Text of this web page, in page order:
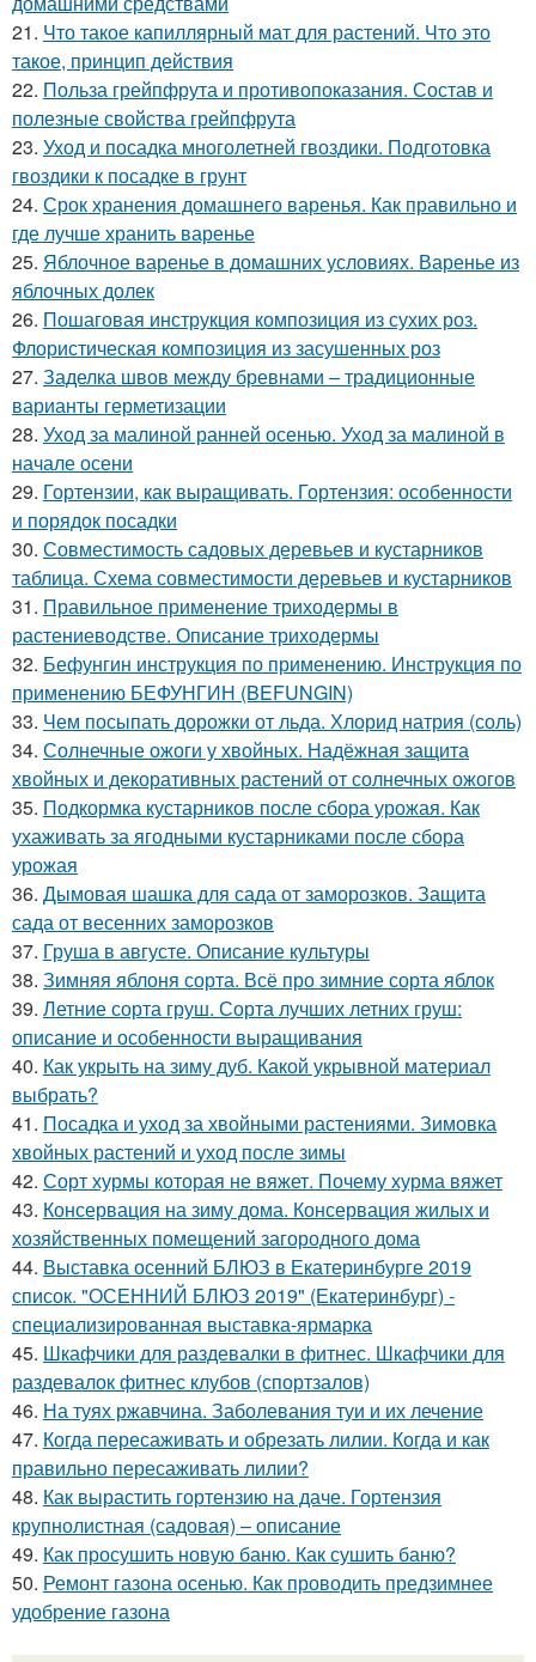
21. Что такое капиллярный мат для растений. Что это
такое, принцип действия
22. Польза грейпфрута и противопоказания. Состав и
полезные свойства грейпфрута
23. Уход и посадка многолетней гвоздики. Подготовка
гвоздики к посадке в грунт
24. Срок хранения домашнего варенья. Как правильно и
где лучше хранить варенье
25. Яблочное варенье в домашних условиях. Варенье из
яблочных долек
26. Пошаговая инструкция композиция из сухих роз.
Флористическая композиция из засушенных роз
27. Заделка швов между бревнами – традиционные
варианты герметизации
28. Уход за малиной ранней осенью. Уход за малиной в
начале осени
29. Гортензии, как выращивать. Гортензия: особенности
и порядок посадки
30. Совместимость садовых деревьев и кустарников
таблица. Схема совместимости деревьев и кустарников
31. Правильное применение триходермы в
растениеводстве. Описание триходермы
32. Бефунгин инструкция по применению. Инструкция по
применению БЕФУНГИН (BEFUNGIN)
33. Чем посыпать дорожки от льда. Хлорид натрия (соль)
34. Солнечные ожоги у хвойных. Надёжная защита
хвойных и декоративных растений от солнечных ожогов
35. Подкормка кустарников после сбора урожая. Как
ухаживать за ягодными кустарниками после сбора
урожая
36. Дымовая шашка для сада от заморозков. Защита
сада от весенних заморозков
37. Груша в августе. Описание культуры
38. Зимняя яблоня сорта. Всё про зимние сорта яблок
39. Летние сорта груш. Сорта лучших летних груш:
описание и особенности выращивания
40. Как укрыть на зиму дуб. Какой укрывной материал
выбрать?
41. Посадка и уход за хвойными растениями. Зимовка
хвойных растений и уход после зимы
42. Сорт хурмы которая не вяжет. Почему хурма вяжет
43. Консервация на зиму дома. Консервация жилых и
хозяйственных помещений загородного дома
44. Выставка осенний БЛЮЗ в Екатеринбурге 2019
список. "ОСЕННИЙ БЛЮЗ 2019" (Екатеринбург) -
специализированная выставка-ярмарка
45. Шкафчики для раздевалки в фитнес. Шкафчики для
раздевалок фитнес клубов (спортзалов)
46. На туях ржавчина. Заболевания туи и их лечение
47. Когда пересаживать и обрезать лилии. Когда и как
правильно пересаживать лилии?
48. Как вырастить гортензию на даче. Гортензия
крупнолистная (садовая) – описание
49. Как просушить новую баню. Как сушить баню?
50. Ремонт газона осенью. Как проводить предзимнее
удобрение газона